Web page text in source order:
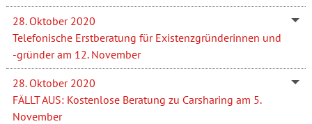
28. Oktober 2020
Telefonische Erstberatung für Existenzgründerinnen und
-gründer am 12. November
28. Oktober 2020
FÄLLT AUS: Kostenlose Beratung zu Carsharing am 5.
November